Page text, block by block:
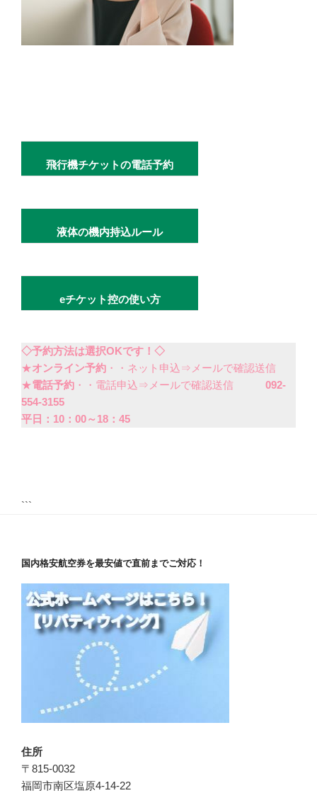
飛行機チケットの電話予約
液体の機内持込ルール
eチケット控の使い方
◇予約方法は選択OKです！◇
★オンライン予約 ・・ネット申込⇒メールで確認送信
★電話予約 ・・電話申込⇒メールで確認送信 092-
554-3155
平日：10：00～18：45
```
国内格安航空券を最安値で直前までご対応！
住所
〒815-0032
福岡市南区塩原4-14-22